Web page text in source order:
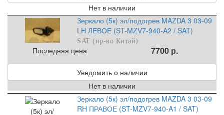
Нет в наличии
Зеркало (5к) эл/подогрев MAZDA 3 03-09
LH ЛЕВОЕ (ST-MZV7-940-A2 / SAT)
SAT (пр-во Китай)
Последняя цена 7700 р.
Уведомить о наличии
Нет в наличии
Зеркало (5к) эл/подогрев MAZDA 3 03-09
RH ПРАВОЕ (ST-MZV7-940-A1 / SAT)